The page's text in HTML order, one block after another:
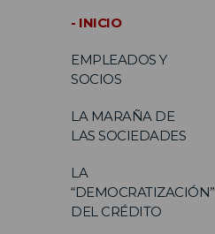
- INICIO
EMPLEADOS Y
SOCIOS
LA MARAÑA DE
LAS SOCIEDADES
LA
“DEMOCRATIZACIÓN”
DEL CRÉDITO